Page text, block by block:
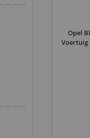
Opel
Voertuig